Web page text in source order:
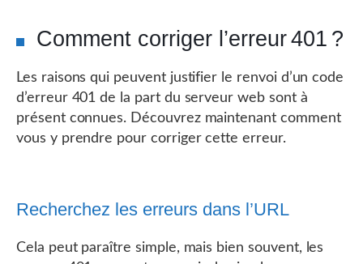
Comment corriger l’erreur 401 ?
Les raisons qui peuvent justifier le renvoi d’un code
d’erreur 401 de la part du serveur web sont à
présent connues. Découvrez maintenant comment
vous y prendre pour corriger cette erreur.
Recherchez les erreurs dans l’URL
Cela peut paraître simple, mais bien souvent, les